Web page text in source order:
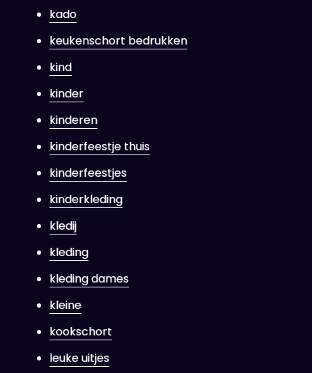
kado
keukenschort bedrukken
kind
kinder
kinderen
kinderfeestje thuis
kinderfeestjes
kinderkleding
kledij
kleding
kleding dames
kleine
kookschort
leuke uitjes